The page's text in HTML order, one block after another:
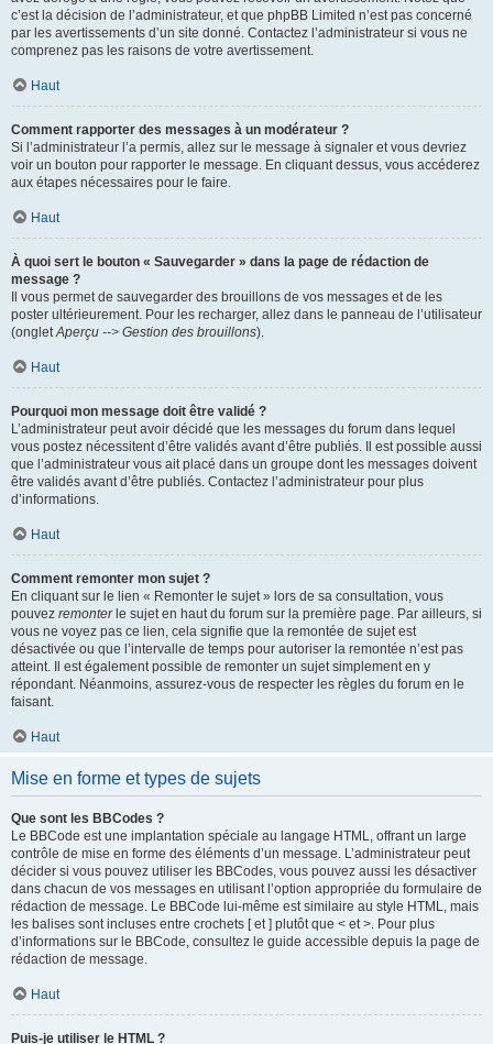
c’est la décision de l’administrateur, et que phpBB Limited n’est pas concerné
par les avertissements d’un site donné. Contactez l’administrateur si vous ne
comprenez pas les raisons de votre avertissement.
Haut
Comment rapporter des messages à un modérateur ?
Si l’administrateur l’a permis, allez sur le message à signaler et vous devriez
voir un bouton pour rapporter le message. En cliquant dessus, vous accéderez
aux étapes nécessaires pour le faire.
Haut
À quoi sert le bouton « Sauvegarder » dans la page de rédaction de
message ?
Il vous permet de sauvegarder des brouillons de vos messages et de les
poster ultérieurement. Pour les recharger, allez dans le panneau de l’utilisateur
(ongletAperçu --> Gestion des brouillons).
Haut
Pourquoi mon message doit être validé ?
L’administrateur peut avoir décidé que les messages du forum dans lequel
vous postez nécessitent d’être validés avant d’être publiés. Il est possible aussi
que l’administrateur vous ait placé dans un groupe dont les messages doivent
être validés avant d’être publiés. Contactez l’administrateur pour plus
d’informations.
Haut
Comment remonter mon sujet ?
En cliquant sur le lien « Remonter le sujet » lors de sa consultation, vous
pouvez remonterle sujet en haut du forum sur la première page. Par ailleurs, si
vous ne voyez pas ce lien, cela signifie que la remontée de sujet est
désactivée ou que l’intervalle de temps pour autoriser la remontée n’est pas
atteint. Il est également possible de remonter un sujet simplement en y
répondant. Néanmoins, assurez-vous de respecter les règles du forum en le
faisant.
Haut
Mise en forme et types de sujets
Que sont les BBCodes ?
Le BBCode est une implantation spéciale au langage HTML, offrant un large
contrôle de mise en forme des éléments d’un message. L’administrateur peut
décider si vous pouvez utiliser les BBCodes, vous pouvez aussi les désactiver
dans chacun de vos messages en utilisant l’option appropriée du formulaire de
rédaction de message. Le BBCode lui-même est similaire au style HTML, mais
les balises sont incluses entre crochets [ et ] plutôt que < et >. Pour plus
d’informations sur le BBCode, consultez le guide accessible depuis la page de
rédaction de message.
Haut
Puis-je utiliser le HTML ?